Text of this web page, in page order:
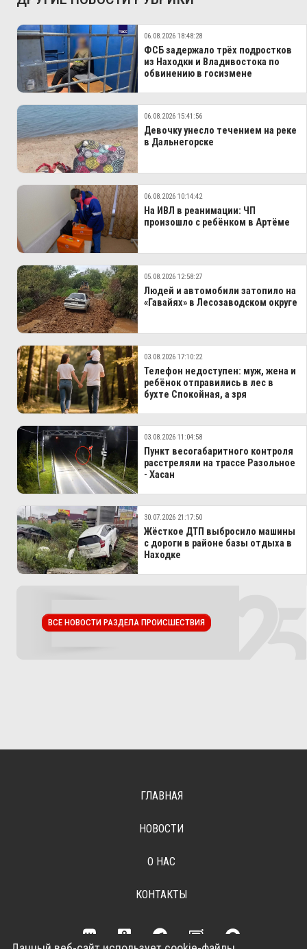
06.08.2026 18:48:28
ФСБ задержало трёх подростков
из Находки и Владивостока по
обвинению в госизмене
06.08.2026 15:41:56
Девочку унесло течением на реке
в Дальнегорске
06.08.2026 10:14:42
На ИВЛ в реанимации: ЧП
произошло с ребёнком в Артёме
05.08.2026 12:58:27
Людей и автомобили затопило на
«Гавайях» в Лесозаводском округе
03.08.2026 17:10:22
Телефон недоступен: муж, жена и
ребёнок отправились в лес в
бухте Спокойная, а зря
03.08.2026 11:04:58
Пункт весогабаритного контроля
расстреляли на трассе Разольное
- Хасан
30.07.2026 21:17:50
Жёсткое ДТП выбросило машины
с дороги в районе базы отдыха в
Находке
ВСЕ НОВОСТИ РАЗДЕЛА ПРОИСШЕСТВИЯ
ГЛАВНАЯ
НОВОСТИ
О НАС
КОНТАКТЫ